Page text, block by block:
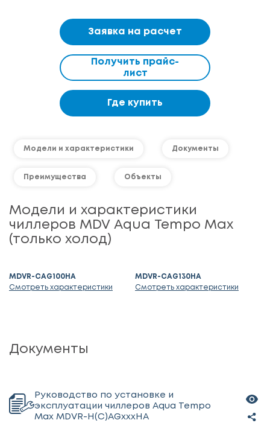
Заявка на расчет
Получить прайс-
лист
Где купить
Модели и характеристики Документы
Преимущества Объекты
Модели и характеристики
чиллеров MDV Aqua Tempo Max
(только холод)
MDVR-CAG100HA
Смотреть характеристики
MDVR-CAG130HA
Смотреть характеристики
Документы
Руководство по установке и
эксплуатации чиллеров Aqua Tempo
Max MDVR-H(C)AGxxxHA